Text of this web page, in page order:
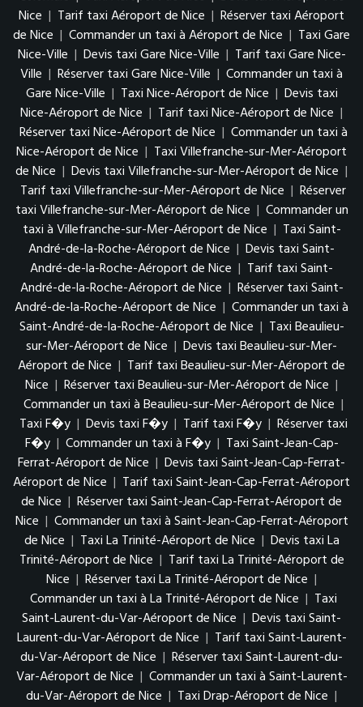
Nice | Tarif taxi Aéroport de Nice | Réserver taxi Aéroport
de Nice | Commander un taxi à Aéroport de Nice | Taxi Gare
Nice-Ville | Devis taxi Gare Nice-Ville | Tarif taxi Gare Nice-
Ville | Réserver taxi Gare Nice-Ville | Commander un taxi à
Gare Nice-Ville | Taxi Nice-Aéroport de Nice | Devis taxi
Nice-Aéroport de Nice | Tarif taxi Nice-Aéroport de Nice |
Réserver taxi Nice-Aéroport de Nice | Commander un taxi à
Nice-Aéroport de Nice | Taxi Villefranche-sur-Mer-Aéroport
de Nice | Devis taxi Villefranche-sur-Mer-Aéroport de Nice |
Tarif taxi Villefranche-sur-Mer-Aéroport de Nice | Réserver
taxi Villefranche-sur-Mer-Aéroport de Nice | Commander un
taxi à Villefranche-sur-Mer-Aéroport de Nice | Taxi Saint-
André-de-la-Roche-Aéroport de Nice | Devis taxi Saint-
André-de-la-Roche-Aéroport de Nice | Tarif taxi Saint-
André-de-la-Roche-Aéroport de Nice | Réserver taxi Saint-
André-de-la-Roche-Aéroport de Nice | Commander un taxi à
Saint-André-de-la-Roche-Aéroport de Nice | Taxi Beaulieu-
sur-Mer-Aéroport de Nice | Devis taxi Beaulieu-sur-Mer-
Aéroport de Nice | Tarif taxi Beaulieu-sur-Mer-Aéroport de
Nice | Réserver taxi Beaulieu-sur-Mer-Aéroport de Nice |
Commander un taxi à Beaulieu-sur-Mer-Aéroport de Nice |
Taxi F�y | Devis taxi F�y | Tarif taxi F�y | Réserver taxi
F�y | Commander un taxi à F�y | Taxi Saint-Jean-Cap-
Ferrat-Aéroport de Nice | Devis taxi Saint-Jean-Cap-Ferrat-
Aéroport de Nice | Tarif taxi Saint-Jean-Cap-Ferrat-Aéroport
de Nice | Réserver taxi Saint-Jean-Cap-Ferrat-Aéroport de
Nice | Commander un taxi à Saint-Jean-Cap-Ferrat-Aéroport
de Nice | Taxi La Trinité-Aéroport de Nice | Devis taxi La
Trinité-Aéroport de Nice | Tarif taxi La Trinité-Aéroport de
Nice | Réserver taxi La Trinité-Aéroport de Nice |
Commander un taxi à La Trinité-Aéroport de Nice | Taxi
Saint-Laurent-du-Var-Aéroport de Nice | Devis taxi Saint-
Laurent-du-Var-Aéroport de Nice | Tarif taxi Saint-Laurent-
du-Var-Aéroport de Nice | Réserver taxi Saint-Laurent-du-
Var-Aéroport de Nice | Commander un taxi à Saint-Laurent-
du-Var-Aéroport de Nice | Taxi Drap-Aéroport de Nice |